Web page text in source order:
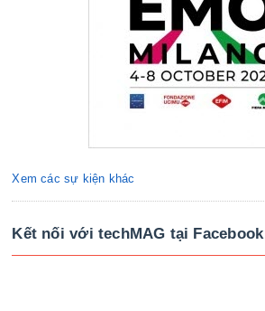
Xem các sự kiện khác
Kết nối với techMAG tại Facebook